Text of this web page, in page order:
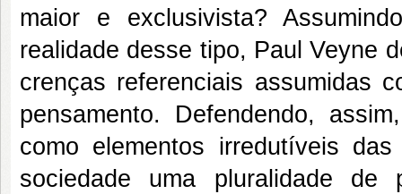
maior e exclusivista?
realidade desse tipo, Paul Veyne
crenças referenciais assumidas
pensamento. Defendendo,
como elementos irredutíveis
sociedade uma pluralidade